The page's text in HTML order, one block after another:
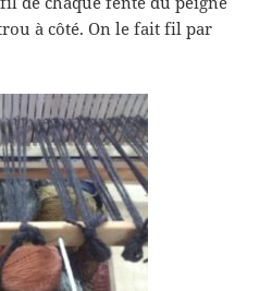
à côté. On le fait fil par